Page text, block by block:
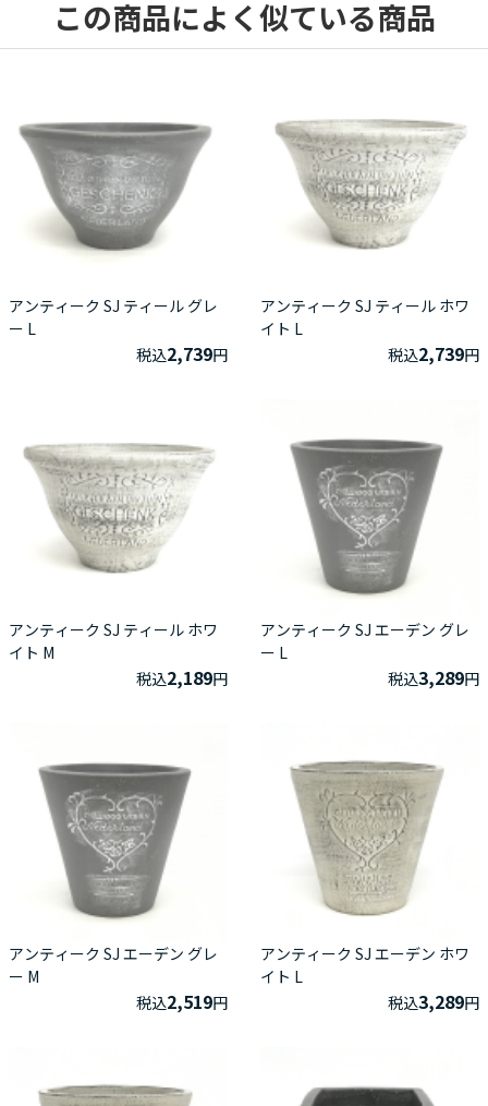
この商品によく似ている商品
アンティーク SJ ティール グレ
ー L
税込2,739円
アンティーク SJ ティール ホワ
イト L
税込2,739円
アンティーク SJ ティール ホワ
イト M
税込2,189円
アンティーク SJ エーデン グレ
ー L
税込3,289円
アンティーク SJ エーデン グレ
ー M
税込2,519円
アンティーク SJ エーデン ホワ
イト L
税込3,289円